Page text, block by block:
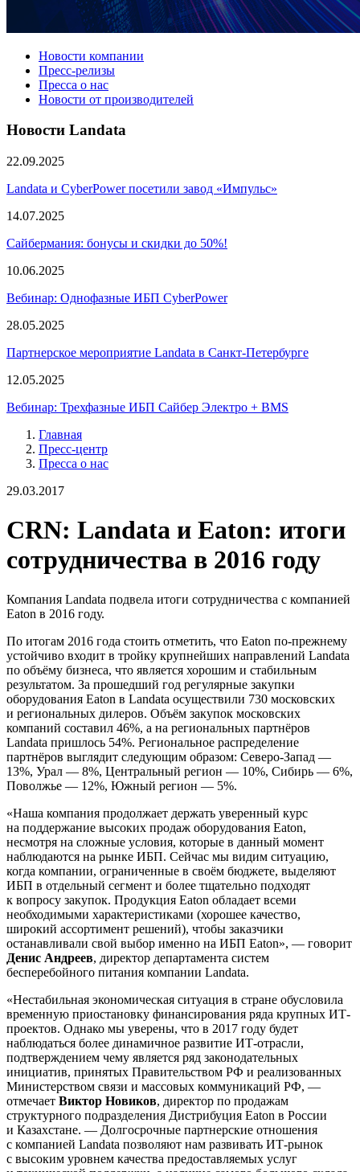
Новости компании
Пресс-релизы
Пресса о нас
Новости от производителей
Новости Landata
22.09.2025
Landata и CyberPower посетили завод «Импульс»
14.07.2025
Сайбермания: бонусы и скидки до 50%!
10.06.2025
Вебинар: Однофазные ИБП CyberPower
28.05.2025
Партнерское мероприятие Landata в Санкт-Петербурге
12.05.2025
Вебинар: Трехфазные ИБП Сайбер Электро + BMS
Главная
Пресс-центр
Пресса о нас
29.03.2017
CRN: Landata и Eaton: итоги
сотрудничества в 2016 году
Компания Landata подвела итоги сотрудничества с компанией
Eaton в 2016 году.
По итогам 2016 года стоить отметить, что Eaton по-прежнему
устойчиво входит в тройку крупнейших направлений Landata
по объёму бизнеса, что является хорошим и стабильным
результатом. За прошедший год регулярные закупки
оборудования Eaton в Landata осуществили 730 московских
и региональных дилеров. Объём закупок московских
компаний составил 46%, а на региональных партнёров
Landata пришлось 54%. Региональное распределение
партнёров выглядит следующим образом: Северо-Запад —
13%, Урал — 8%, Центральный регион — 10%, Сибирь — 6%,
Поволжье — 12%, Южный регион — 5%.
«Наша компания продолжает держать уверенный курс
на поддержание высоких продаж оборудования Eaton,
несмотря на сложные условия, которые в данный момент
наблюдаются на рынке ИБП. Сейчас мы видим ситуацию,
когда компании, ограниченные в своём бюджете, выделяют
ИБП в отдельный сегмент и более тщательно подходят
к вопросу закупок. Продукция Eaton обладает всеми
необходимыми характеристиками (хорошее качество,
широкий ассортимент решений), чтобы заказчики
останавливали свой выбор именно на ИБП Eaton», — говорит
Денис Андреев, директор департамента систем
бесперебойного питания компании Landata.
«Нестабильная экономическая ситуация в стране обусловила
временную приостановку финансирования ряда крупных ИТ-
проектов. Однако мы уверены, что в 2017 году будет
наблюдаться более динамичное развитие ИТ-отрасли,
подтверждением чему является ряд законодательных
инициатив, принятых Правительством РФ и реализованных
Министерством связи и массовых коммуникаций РФ, —
отмечает Виктор Новиков, директор по продажам
структурного подразделения Дистрибуция Eaton в России
и Казахстане. — Долгосрочные партнерские отношения
с компанией Landata позволяют нам развивать ИТ-рынок
с высоким уровнем качества предоставляемых услуг